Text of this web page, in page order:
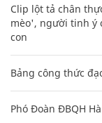
Clip lột tả chân
mèo', người tinh ý
con
Bảng công thức
Phó Đoàn ĐBQH